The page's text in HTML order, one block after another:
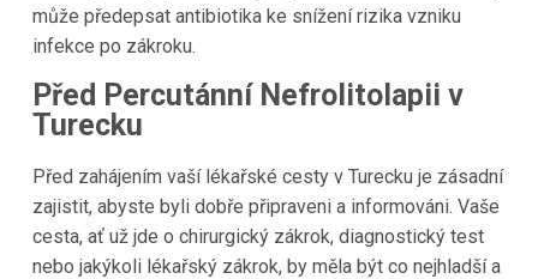
může předepsat antibiotika ke snížení rizika vzniku
infekce po zákroku.
Před Percutánní Nefrolitolapii v
Turecku
Před zahájením vaší lékařské cesty v Turecku je zásadní
zajistit, abyste byli dobře připraveni a informováni. Vaše
cesta, ať už jde o chirurgický zákrok, diagnostický test
nebo jakýkoli lékařský zákrok, by měla být co nejhladší a